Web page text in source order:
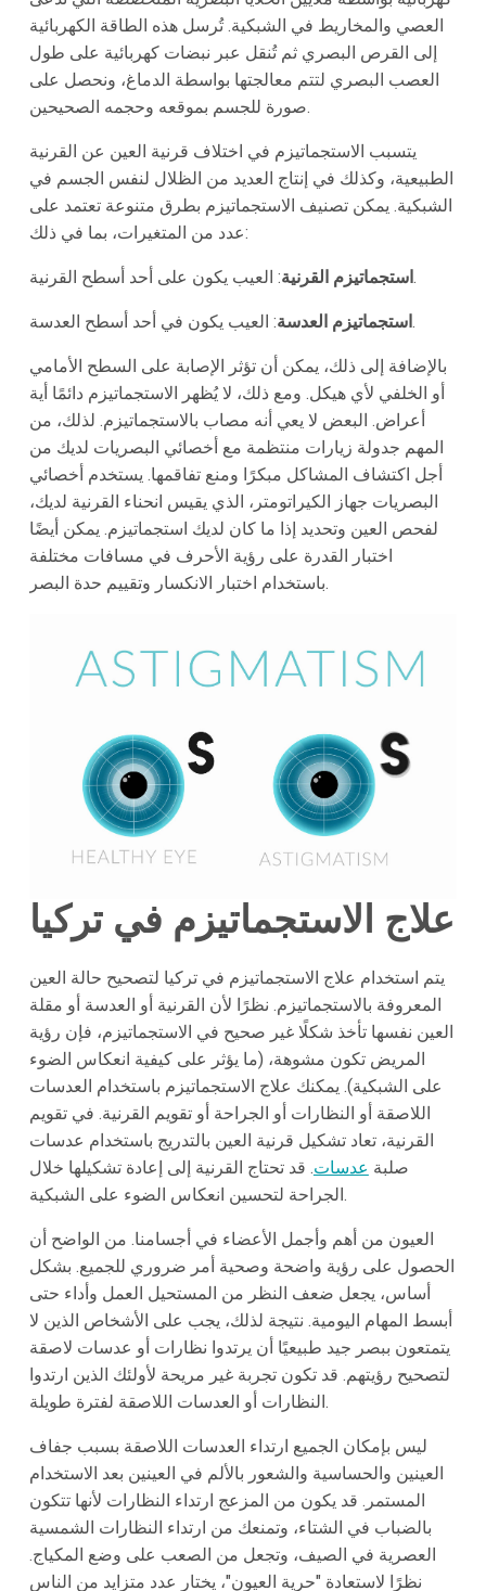
العصي والمخاريط في الشبكية. تُرسل هذه الطاقة الكهربائية
إلى القرص البصري ثم تُنقل عبر نبضات كهربائية على طول
العصب البصري لتتم معالجتها بواسطة الدماغ، ونحصل على
صورة للجسم بموقعه وحجمه الصحيحين.
يتسبب الاستجماتيزم في اختلاف قرنية العين عن القرنية
الطبيعية، وكذلك في إنتاج العديد من الظلال لنفس الجسم في
الشبكية. يمكن تصنيف الاستجماتيزم بطرق متنوعة تعتمد على
عدد من المتغيرات، بما في ذلك:
استجماتيزم القرنية : العيب يكون على أحد أسطح القرنية.
استجماتيزم العدسة : العيب يكون في أحد أسطح العدسة.
بالإضافة إلى ذلك، يمكن أن تؤثر الإصابة على السطح الأمامي
أو الخلفي لأي هيكل. ومع ذلك، لا يُظهر الاستجماتيزم دائمًا أية
أعراض. البعض لا يعي أنه مصاب بالاستجماتيزم. لذلك، من
المهم جدولة زيارات منتظمة مع أخصائي البصريات لديك من
أجل اكتشاف المشاكل مبكرًا ومنع تفاقمها. يستخدم أخصائي
البصريات جهاز الكيراتومتر، الذي يقيس انحناء القرنية لديك،
لفحص العين وتحديد إذا ما كان لديك استجماتيزم. يمكن أيضًا
اختبار القدرة على رؤية الأحرف في مسافات مختلفة
باستخدام اختبار الانكسار وتقييم حدة البصر.
علاج الاستجماتيزم في تركيا
يتم استخدام علاج الاستجماتيزم في تركيا لتصحيح حالة العين
المعروفة بالاستجماتيزم. نظرًا لأن القرنية أو العدسة أو مقلة
العين نفسها تأخذ شكلًا غير صحيح في الاستجماتيزم، فإن رؤية
المريض تكون مشوهة، (ما يؤثر على كيفية انعكاس الضوء
على الشبكية). يمكنك علاج الاستجماتيزم باستخدام العدسات
اللاصقة أو النظارات أو الجراحة أو تقويم القرنية. في تقويم
القرنية، تعاد تشكيل قرنية العين بالتدريج باستخدام عدسات
صلبة عدسات. قد تحتاج القرنية إلى إعادة تشكيلها خلال
الجراحة لتحسين انعكاس الضوء على الشبكية.
العيون من أهم وأجمل الأعضاء في أجسامنا. من الواضح أن
الحصول على رؤية واضحة وصحية أمر ضروري للجميع. بشكل
أساس، يجعل ضعف النظر من المستحيل العمل وأداء حتى
أبسط المهام اليومية. نتيجة لذلك، يجب على الأشخاص الذين لا
يتمتعون ببصر جيد طبيعيًا أن يرتدوا نظارات أو عدسات لاصقة
لتصحيح رؤيتهم. قد تكون تجربة غير مريحة لأولئك الذين ارتدوا
النظارات أو العدسات اللاصقة لفترة طويلة.
ليس بإمكان الجميع ارتداء العدسات اللاصقة بسبب جفاف
العينين والحساسية والشعور بالألم في العينين بعد الاستخدام
المستمر. قد يكون من المزعج ارتداء النظارات لأنها تتكون
بالضباب في الشتاء، وتمنعك من ارتداء النظارات الشمسية
العصرية في الصيف، وتجعل من الصعب على وضع المكياج.
نظرًا لاستعادة "حرية العيون"، يختار عدد متزايد من الناس